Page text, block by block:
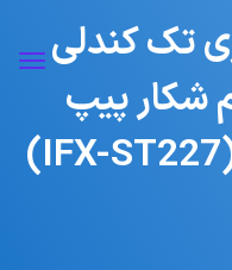
تک کندلی
شکار پیپ
مولتی تایم فریم – (IFX-ST227)